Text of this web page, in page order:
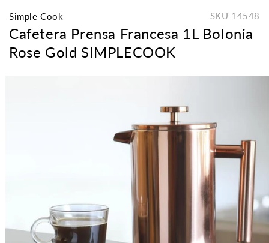
Simple Cook SKU 14548
Cafetera Prensa Francesa 1L Bolonia
Rose Gold SIMPLECOOK